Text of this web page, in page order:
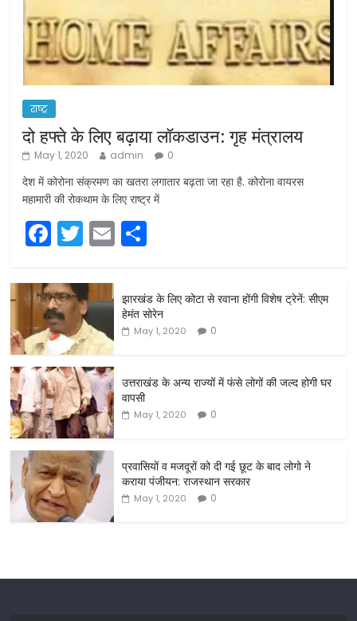
राष्ट्र
दो हफ्ते के लिए बढ़ाया लॉकडाउन: गृह मंत्रालय
May 1, 2020 admin 0
देश में कोरोना संक्रमण का खतरा लगातार बढ़ता जा रहा है. कोरोना वायरस
महामारी की रोकथाम के लिए राष्ट्र में
F
c
e
b
o
o
k
T
itt
er
E
ar
e
झारखंड के लिए कोटा से रवाना होंगी विशेष ट्रेनें: सीएम
हेमंत सोरेन
May 1, 2020 0
उत्तराखंड के अन्य राज्यों में फंसे लोगों की जल्द होगी घर
वापसी
May 1, 2020 0
प्रवासियों व मजदूरों को दी गई छूट के बाद लोगो ने
कराया पंजीयन: राजस्थान सरकार
May 1, 2020 0